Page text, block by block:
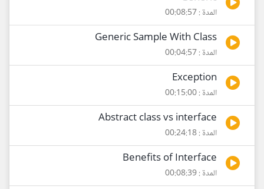
المدة : 00:08:57
Generic Sample With Class
المدة : 00:04:57
Exception
المدة : 00:15:00
Abstract class vs interface
المدة : 00:24:18
Benefits of Interface
المدة : 00:08:39